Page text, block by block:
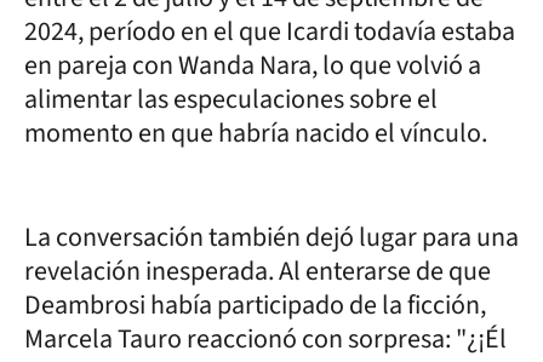
2024, período en el que Icardi todavía estaba
en pareja con Wanda Nara, lo que volvió a
alimentar las especulaciones sobre el
momento en que habría nacido el vínculo.
La conversación también dejó lugar para una
revelación inesperada. Al enterarse de que
Deambrosi había participado de la ficción,
Marcela Tauro reaccionó con sorpresa: "¿¡Él